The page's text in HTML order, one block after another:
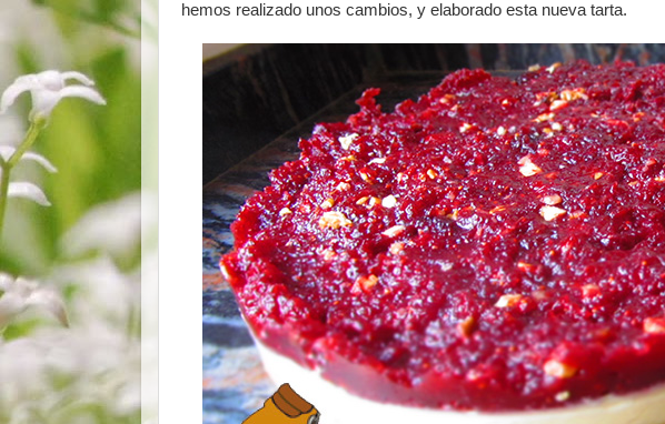
hemos realizado unos cambios, y elaborado esta nueva tarta.